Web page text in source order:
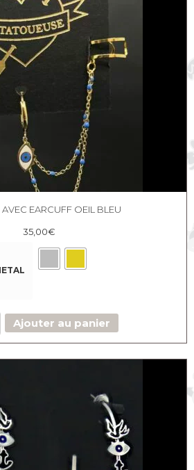
EARCUFF OEIL BLEU
35,00€
Ajouter au panier